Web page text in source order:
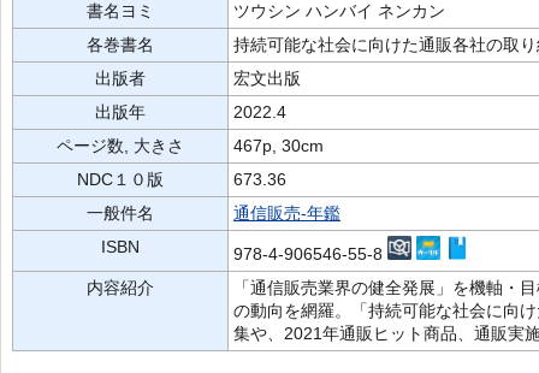
書名ヨミ
ツウシン ハンバイ ネンカン
各巻書名
持続可能な社会に向けた通販各社の取
出版者
宏文出版
出版年
2022.4
ページ数, 大きさ
467p, 30cm
NDC１０版
673.36
一般件名
通信販売-年鑑
ISBN
978-4-906546-55-8
内容紹介
「通信販売業界の健全発展」を機軸・
の動向を網羅。「持続可能な社会に向
集や、2021年通販ヒット商品、通販実